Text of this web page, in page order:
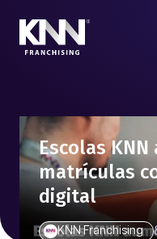
Escolas
matrículas
digital
KNN Franchising